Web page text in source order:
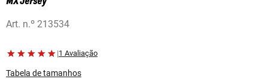
Art. n.º 213534
|1 Avaliação
Tabela de tamanhos